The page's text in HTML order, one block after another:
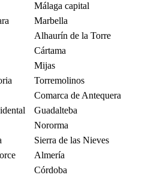
Málaga capital
Marbella
Alhaurín de la Torre
Cártama
Mijas
Torremolinos
Comarca de Antequera
Guadalteba
Nororma
Sierra de las Nieves
Almería
Córdoba